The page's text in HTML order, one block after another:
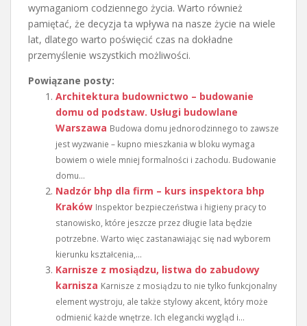
wymaganiom codziennego życia. Warto również
pamiętać, że decyzja ta wpływa na nasze życie na wiele
lat, dlatego warto poświęcić czas na dokładne
przemyślenie wszystkich możliwości.
Powiązane posty:
Architektura budownictwo – budowanie
domu od podstaw. Usługi budowlane
Warszawa Budowa domu jednorodzinnego to zawsze
jest wyzwanie – kupno mieszkania w bloku wymaga
bowiem o wiele mniej formalności i zachodu. Budowanie
domu...
Nadzór bhp dla firm – kurs inspektora bhp
Kraków Inspektor bezpieczeństwa i higieny pracy to
stanowisko, które jeszcze przez długie lata będzie
potrzebne. Warto więc zastanawiając się nad wyborem
kierunku kształcenia,...
Karnisze z mosiądzu, listwa do zabudowy
karnisza Karnisze z mosiądzu to nie tylko funkcjonalny
element wystroju, ale także stylowy akcent, który może
odmienić każde wnętrze. Ich elegancki wygląd i...